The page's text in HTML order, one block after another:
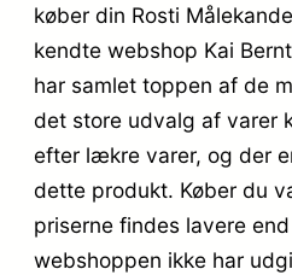
køber din Rosti
kendte webshop Kai
har samlet toppen af de
det store udvalg af varer
efter lækre varer, og der
dette produkt. Køber du
priserne findes lavere
webshoppen ikke har